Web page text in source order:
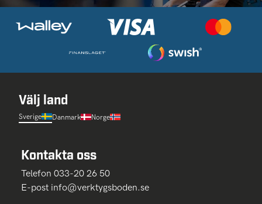
Välj land
Sverige Danmark Norge
Kontakta oss
Telefon 033-20 26 50
E-post info@verktygsboden.se